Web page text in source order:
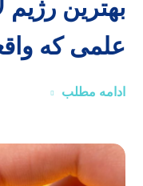
علمی که
ادامه مطلب